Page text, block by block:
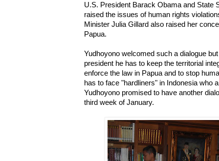
U.S. President Barack Obama and State
raised the issues of human rights
Minister Julia Gillard also raised her
Papua.
Yudhoyono welcomed such a dialogue
president he has to keep the territorial
enforce the law in Papua and to stop
has to face "hardliners" in Indonesia who
Yudhoyono promised to have another
third week of January.